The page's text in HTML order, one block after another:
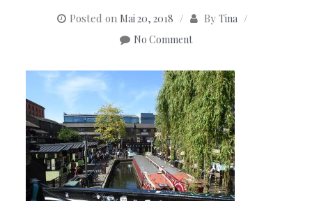
Posted on Mai 20, 2018 By Tina
No Comment